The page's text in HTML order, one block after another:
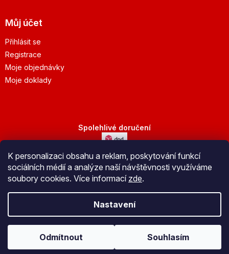
K personalizaci obsahu a reklam, poskytování funkcí
sociálních médií a analýze naší návštěvnosti využíváme
soubory cookies. Více informací zde.
Nastavení
Odmítnout Souhlasím
Můj účet
Přihlásit se
Registrace
Moje objednávky
Moje doklady
Spolehlivé doručení
Bezpečná platba
Vytvořil Shoptet
Copyright 2026JuBo Jeseník s.r.o.
. Všechna práva vyhrazena.
Upravit nastavení cookies